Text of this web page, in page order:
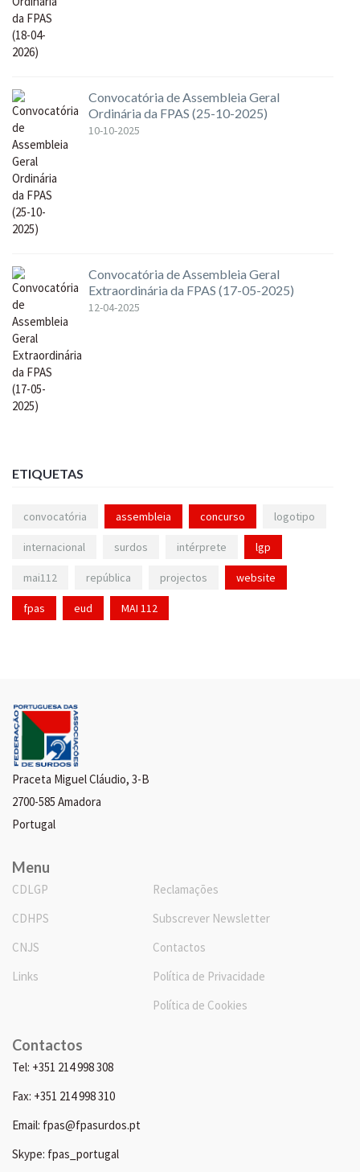
Convocatória de Assembleia Geral
Ordinária da FPAS (25-10-2025)
10-10-2025
Convocatória de Assembleia Geral
Extraordinária da FPAS (17-05-2025)
12-04-2025
ETIQUETAS
convocatória assembleia concurso logotipo
internacional surdos intérprete lgp
mai112 república projectos website
fpas eud MAI 112
Praceta Miguel Cláudio, 3-B
2700-585 Amadora
Portugal
Menu
CDLGP
CDHPS
CNJS
Links
Reclamações
Subscrever Newsletter
Contactos
Política de Privacidade
Política de Cookies
Contactos
Tel: +351 214 998 308
Fax: +351 214 998 310
Email: fpas@fpasurdos.pt
Skype: fpas_portugal